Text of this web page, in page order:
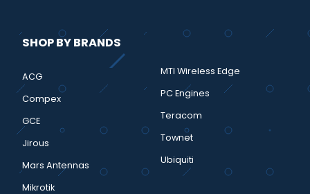
SHOP BY BRANDS
ACG
Compex
GCE
Jirous
Mars Antennas
Mikrotik
MTI Wireless Edge
PC Engines
Teracom
Townet
Ubiquiti